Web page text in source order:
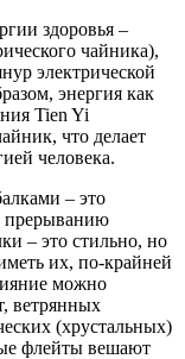
здоровья –
чайника),
электрической
энергия как
Tien Yi
что делает
человека.
– это
прерыванию
– это стильно, но
их, по-крайней
можно
ветрянных
(хрустальных)
флейты вешают